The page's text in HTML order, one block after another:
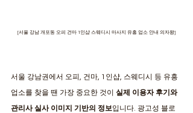
[서울 강남 개포동 오피 건마 1인샵 스웨디시 마사지 유흥 업소 안내 의자왕]
서울 강남권에서 오피, 건마, 1인샵, 스웨디시 등 유흥
업소를 찾을 땐 가장 중요한 것이 실제 이용자 후기와
관리사 실사 이미지 기반의 정보입니다. 광고성 블로